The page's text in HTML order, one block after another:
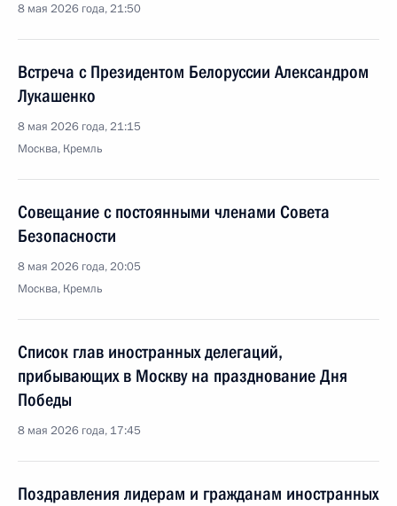
8 мая 2026 года, 21:50
Встреча с Президентом Белоруссии Александром
Лукашенко
8 мая 2026 года, 21:15
Москва, Кремль
Совещание с постоянными членами Совета
Безопасности
8 мая 2026 года, 20:05
Москва, Кремль
Список глав иностранных делегаций,
прибывающих в Москву на празднование Дня
Победы
8 мая 2026 года, 17:45
Поздравления лидерам и гражданам иностранных